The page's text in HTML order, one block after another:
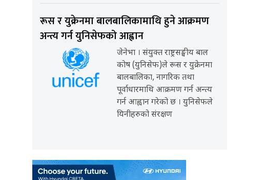
रूस र युक्रेनमा बालबालिकामाथि हुने आक्रमण
अन्त्य गर्न युनिसेफको आह्वान
जेनेभा । संयुक्त राष्ट्रसङ्घीय बाल
कोष (युनिसेफ)ले रूस र युक्रेनमा
बालबालिका, नागरिक तथा
पूर्वाधारमाथि आक्रमण गर्न अन्त्य
गर्न आह्वान गरेको छ । युनिसेफले
यिनीहरुको संरक्षण